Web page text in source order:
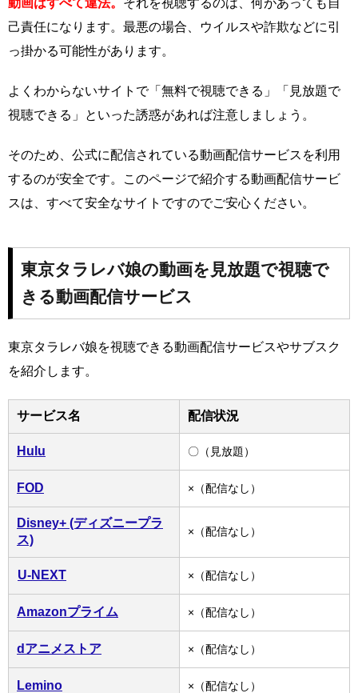
己責任になります。最悪の場合、ウイルスや詐欺などに引
っ掛かる可能性があります。
よくわからないサイトで「無料で視聴できる」「見放題で
視聴できる」といった誘惑があれば注意しましょう。
そのため、公式に配信されている動画配信サービスを利用
するのが安全です。このページで紹介する動画配信サービ
スは、すべて安全なサイトですのでご安心ください。
東京タラレバ娘の動画を見放題で視聴で
きる動画配信サービス
東京タラレバ娘を視聴できる動画配信サービスやサブスク
を紹介します。
サービス名 配信状況
Hulu 〇（見放題）
FOD ×（配信なし）
Disney+ (ディズニープラ
ス)
×（配信なし）
U-NEXT ×（配信なし）
Amazonプライム ×（配信なし）
dアニメストア ×（配信なし）
Lemino ×（配信なし）